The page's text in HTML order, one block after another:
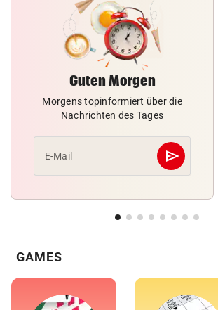
Guten Morgen
Morgens topinformiert über die
Nachrichten des Tages
E-Mail send
Abschicken
GAMES